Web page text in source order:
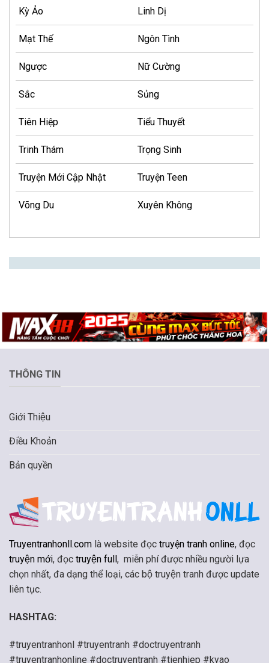
Kỳ Ảo Linh Dị
Mạt Thế Ngôn Tình
Ngược Nữ Cường
Sắc Sủng
Tiên Hiệp Tiểu Thuyết
Trinh Thám Trọng Sinh
Truyện Mới Cập Nhật Truyện Teen
Võng Du Xuyên Không
THÔNG TIN
Giới Thiệu
Điều Khoản
Bản quyền
Truyentranhonll.com là website đọc truyện tranh online, đọc
truyện mới, đọc truyện full , miễn phí được nhiều người lựa
chọn nhất, đa dạng thể loại, các bộ truyện tranh được update
liên tục.
HASHTAG:
#truyentranhonl #truyentranh #doctruyentranh
#truyentranhonline #doctruyentranh #tienhiep #kyao